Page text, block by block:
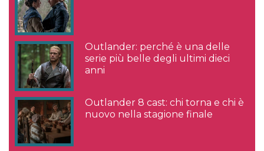
Outlander: perché è una delle
serie più belle degli ultimi dieci
anni
Outlander 8 cast: chi torna e chi è
nuovo nella stagione finale